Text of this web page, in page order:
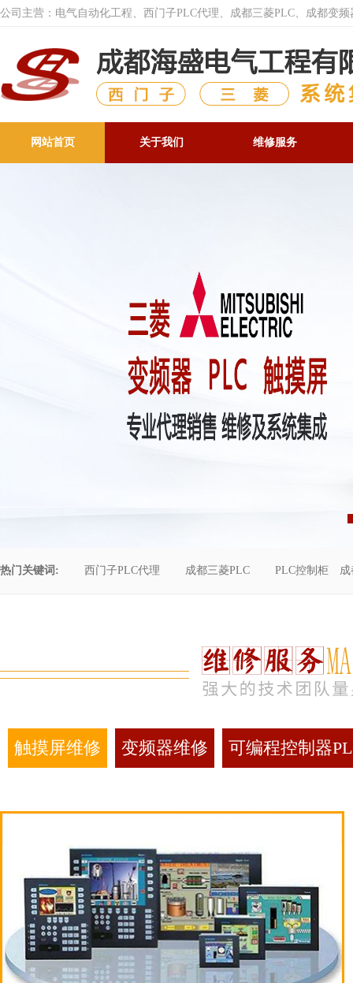
公司主营：电气自动化工程、西门子PLC代理、成都三菱PLC、成都变
网站首页 关于我们 维修服务
热门关键词: 西门子PLC代理 成都三菱PLC PLC控制柜
触摸屏维修 变频器维修 可编程控制器